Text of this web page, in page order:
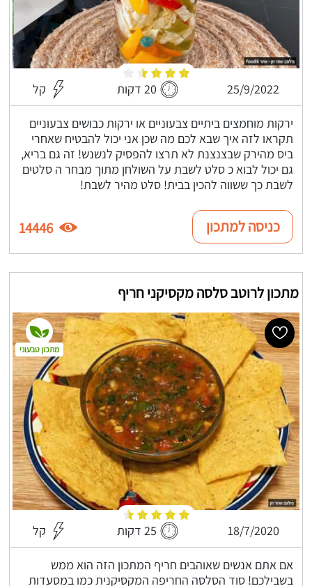
25/9/2022 20 דקות קל
ירקות מוחמצים ביתיים צבעוניים או ירקות כבושים צבעוניים
תקראו לזה איך שבא לכם מה שכן אני יכול להבטיח שאחרי
ביס מהירק שבצנצנת לא תרצו להפסיק לנשנש! זה גם בריא,
גם יכול לבוא כ סלט לשבת על השולחן מתוך מבחר ה סלטים
לשבת כך ששווה להכין בבית! סלט מהיר לשבת!
כניסה למתכון 14446
מתכון לרוטב סלסה מקסיקני חריף
18/7/2020 25 דקות קל
אם אתם אנשים שאוהבים חריף המתכון הזה הוא ממש
בשבילכם! סוד הסלסה החריפה המקסיקנית כמו במסעדות
מתכון טבעוני